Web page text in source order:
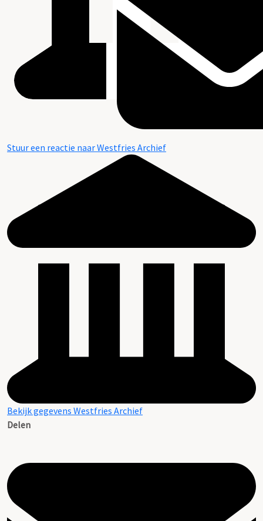
Stuur een reactie naar Westfries Archief
Bekijk gegevens Westfries Archief
Delen